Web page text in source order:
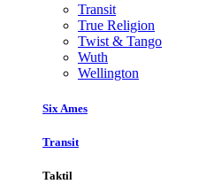
Transit
True Religion
Twist & Tango
Wuth
Wellington
Six Ames
Transit
Taktil